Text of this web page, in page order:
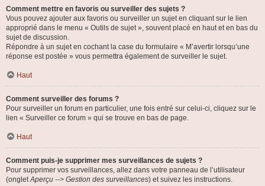
Comment mettre en favoris ou surveiller des sujets ?
Vous pouvez ajouter aux favoris ou surveiller un sujet en cliquant sur le lien
approprié dans le menu « Outils de sujet », souvent placé en haut et en bas du
sujet de discussion.
Répondre à un sujet en cochant la case du formulaire « M’avertir lorsqu’une
réponse est postée » vous permettra également de surveiller le sujet.
Haut
Comment surveiller des forums ?
Pour surveiller un forum en particulier, une fois entré sur celui-ci, cliquez sur le
lien « Surveiller ce forum » qui se trouve en bas de page.
Haut
Comment puis-je supprimer mes surveillances de sujets ?
Pour supprimer vos surveillances, allez dans votre panneau de l’utilisateur
(ongletAperçu --> Gestion des surveillances) et suivez les instructions.